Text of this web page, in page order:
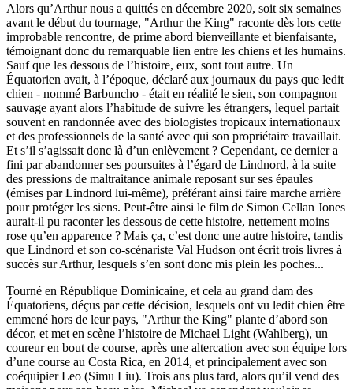
Alors qu’Arthur nous a quittés en décembre 2020, soit six semaines
avant le début du tournage, "Arthur the King" raconte dès lors cette
improbable rencontre, de prime abord bienveillante et bienfaisante,
témoignant donc du remarquable lien entre les chiens et les humains.
Sauf que les dessous de l’histoire, eux, sont tout autre. Un
Équatorien avait, à l’époque, déclaré aux journaux du pays que ledit
chien - nommé Barbuncho - était en réalité le sien, son compagnon
sauvage ayant alors l’habitude de suivre les étrangers, lequel partait
souvent en randonnée avec des biologistes tropicaux internationaux
et des professionnels de la santé avec qui son propriétaire travaillait.
Et s’il s’agissait donc là d’un enlèvement ? Cependant, ce dernier a
fini par abandonner ses poursuites à l’égard de Lindnord, à la suite
des pressions de maltraitance animale reposant sur ses épaules
(émises par Lindnord lui-même), préférant ainsi faire marche arrière
pour protéger les siens. Peut-être ainsi le film de Simon Cellan Jones
aurait-il pu raconter les dessous de cette histoire, nettement moins
rose qu’en apparence ? Mais ça, c’est donc une autre histoire, tandis
que Lindnord et son co-scénariste Val Hudson ont écrit trois livres à
succès sur Arthur, lesquels s’en sont donc mis plein les poches...
Tourné en République Dominicaine, et cela au grand dam des
Équatoriens, déçus par cette décision, lesquels ont vu ledit chien être
emmené hors de leur pays, "Arthur the King" plante d’abord son
décor, et met en scène l’histoire de Michael Light (Wahlberg), un
coureur en bout de course, après une altercation avec son équipe lors
d’une course au Costa Rica, en 2014, et principalement avec son
coéquipier Leo (Simu Liu). Trois ans plus tard, alors qu’il vend des